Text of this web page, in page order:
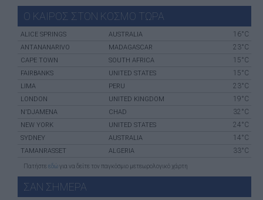
Ο ΚΑΙΡΟΣ ΣΤΟΝ ΚΟΣΜΟ ΤΩΡΑ
ALICE SPRINGS AUSTRALIA 16°C
ANTANANARIVO MADAGASCAR 23°C
CAPE TOWN SOUTH AFRICA 15°C
FAIRBANKS UNITED STATES 15°C
LIMA PERU 23°C
LONDON UNITED KINGDOM 19°C
N'DJAMENA CHAD 32°C
NEW YORK UNITED STATES 24°C
SYDNEY AUSTRALIA 14°C
TAMANRASSET ALGERIA 33°C
Πατήστε εδώγια να δείτε τον παγκόσμιο μετεωρολογικό χάρτη
ΣΑΝ ΣHΜΕΡΑ